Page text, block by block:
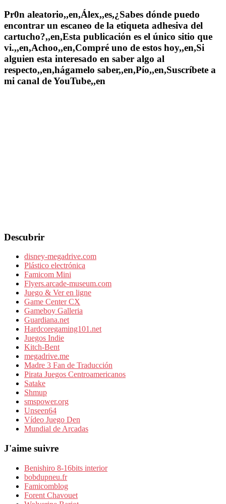
Pr0n aleatorio,,en,Álex,,es,¿Sabes dónde puedo
encontrar un escaneo de la etiqueta adhesiva del
cartucho?,,en,Esta publicación es el único sitio que
vi.,,en,Achoo,,en,Compré uno de estos hoy,,en,Si
alguien esta interesado en saber algo al
respecto,,en,hágamelo saber,,en,Pío,,en,Suscríbete a
mi canal de YouTube,,en
Descubrir
disney-megadrive.com
Plástico electrónica
Famicom Mini
Flyers.arcade-museum.com
Juego & Ver en ligne
Game Center CX
Gameboy Galleria
Guardiana.net
Hardcoregaming101.net
Juegos Indie
Kitch-Bent
megadrive.me
Madre 3 Fan de Traducción
Pirata Juegos Centroamericanos
Satake
Shmup
smspower.org
Unseen64
Vídeo Juego Den
Mundial de Arcadas
J'aime suivre
Benishiro 8-16bits interior
bobdupneu.fr
Famicomblog
Forent Chavouet